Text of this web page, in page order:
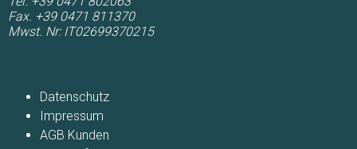
Fax. +39 0471 811370
Mwst. Nr: IT02699370215
überspringen
Datenschutz
Impressum
AGB Kunden